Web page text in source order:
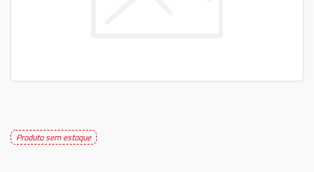
Produto sem estoque